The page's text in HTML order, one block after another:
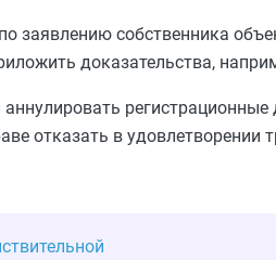
заявлению собственника
доказательства,
отказать в